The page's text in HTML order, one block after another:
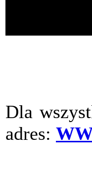
Dla
adres: